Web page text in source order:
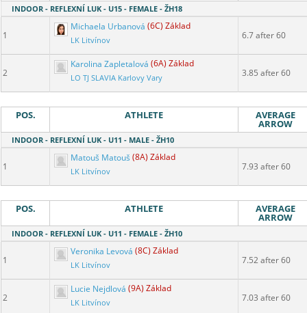
INDOOR - REFLEXNÍ LUK - U15 - FEMALE - ŽH18
1
Michaela Urbanová (6C) Základ
LK Litvínov 6.7 after 60
2
Karolina Zapletalová (6A) Základ
LO TJ SLAVIA Karlovy Vary 3.85 after 60
POS. ATHLETE AVERAGE
ARROW
INDOOR - REFLEXNÍ LUK - U11 - MALE - ŽH10
1
Matouš Matouš (8A) Základ
LK Litvínov 7.93 after 60
POS. ATHLETE AVERAGE
ARROW
INDOOR - REFLEXNÍ LUK - U11 - FEMALE - ŽH10
1
Veronika Levová (8C) Základ
LK Litvínov 7.52 after 60
2
Lucie Nejdlová (9A) Základ
LK Litvínov 7.03 after 60